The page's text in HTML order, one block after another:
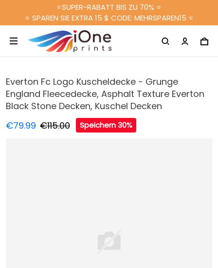
⭐SUPER-RABATT BIS ZU 70% ⭐
⭐ SPAREN SIE EXTRA 15 $ CODE: MEHRSPAREN15 ⭐
Everton Fc Logo Kuscheldecke - Grunge
England Fleecedecke, Asphalt Texture Everton
Black Stone Decken, Kuschel Decken
€79.99 €115.00 Speichern 30%